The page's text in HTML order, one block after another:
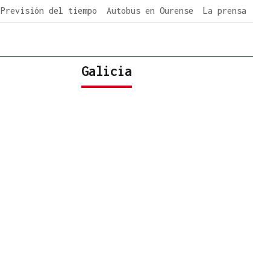
Previsión del tiempo Autobus en Ourense La prensa
Galicia